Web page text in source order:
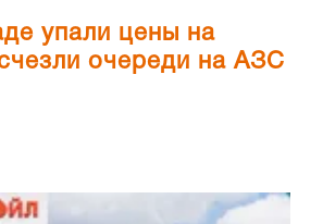
упали цены на
очереди на АЗС